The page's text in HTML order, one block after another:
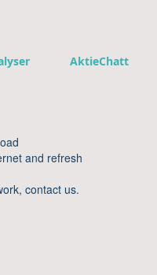
AktieChatt
and refresh
contact us.